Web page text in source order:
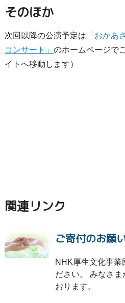
そのほか
次回以降の公演予定は 「おかあ
コンサート」 のホームページで
イトへ移動します）
関連リンク
ご寄付のお願
NHK厚生文化事業
ださい。 みなさ
おります。